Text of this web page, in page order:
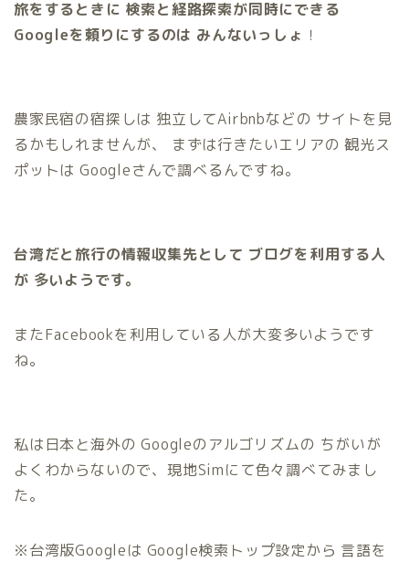
旅をするときに 検索と経路探索が同時にできる
Googleを頼りにするのは みんないっしょ ！
農家民宿の宿探しは 独立してAirbnbなどの サイトを見
るかもしれませんが、 まずは行きたいエリアの 観光ス
ポットは Googleさんで調べるんですね。
台湾だと旅行の情報収集先として ブログを利用する人
が 多いようです。
またFacebookを利用している人が大変多いようです
ね。
私は日本と海外の Googleのアルゴリズムの ちがいが
よくわからないので、現地Simにて色々調べてみまし
た。
※台湾版Googleは Google検索トップ設定から 言語を